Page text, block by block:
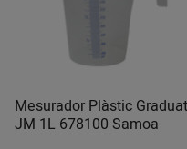
Mesurador Plàstic Graduat
JM 1L 678100 Samoa